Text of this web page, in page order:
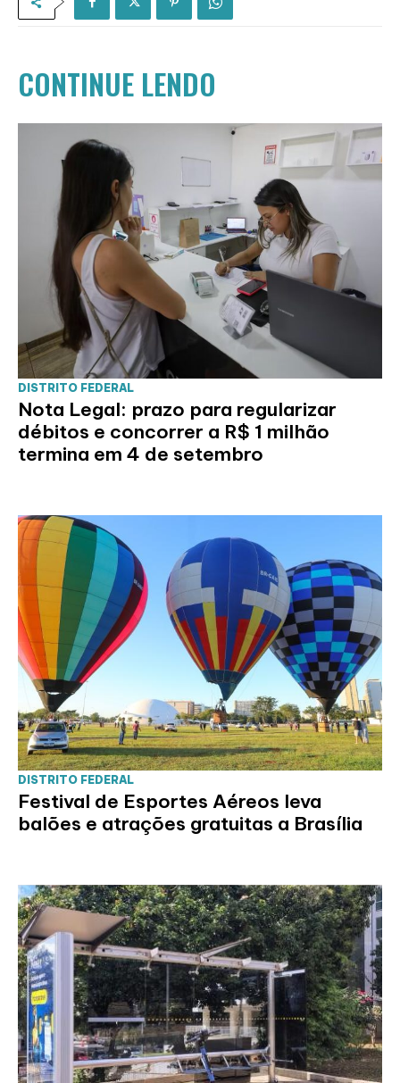
CONTINUE LENDO
DISTRITO FEDERAL
Nota Legal: prazo para regularizar
débitos e concorrer a R$ 1 milhão
termina em 4 de setembro
DISTRITO FEDERAL
Festival de Esportes Aéreos leva
balões e atrações gratuitas a Brasília